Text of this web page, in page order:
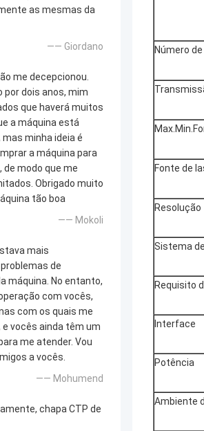
as mesmas da
—— Giordano
me decepcionou.
por dois anos, mim
que haverá muitos
a máquina está
minha ideia é
a máquina para
modo que me
Obrigado muito
tão boa
—— Mokoli
mais
de
máquina. No entanto,
com vocês,
com os quais me
vocês ainda têm um
me atender. Vou
a vocês.
—— Mohumend
chapa CTP de
Número
Fonte de
Resolução
Sistema
Requisito
Interface
Potência
Ambiente